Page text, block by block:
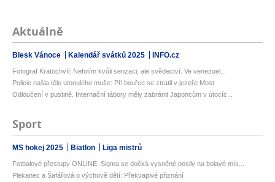
Aktuálně
Blesk Vánoce Kalendář svátků 2025 INFO.cz
Fotograf Kratochvíl: Nefotím kvůli senzaci, ale svědectví. Ve venezuel...
Policie našla tělo utonulého muže: Při bouřce se ztratil v jezeře Most
Odloučení v pustině. Internační tábory měly zabránit Japoncům v útocíc...
Sport
MS hokej 2025 Biatlon Liga mistrů
Fotbalové přestupy ONLINE: Sigma se dočká vysněné posily na bolavé mís...
Plekanec a Šafářová o výchově dětí: Překvapivé přiznání